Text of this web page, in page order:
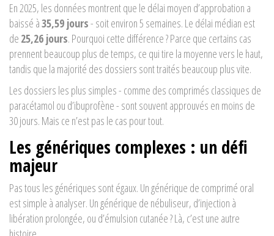
En 2025, les données montrent que le délai moyen d’approbation a
baissé à35,59 jours- soit environ 5 semaines. Le délai médian est
de 25,26 jours. Pourquoi cette différence ? Parce que certains cas
prennent beaucoup plus de temps, ce qui tire la moyenne vers le haut,
tandis que la majorité des dossiers sont traités beaucoup plus vite.
Les dossiers les plus simples - comme des comprimés classiques de
paracétamol ou d’ibuprofène - sont souvent approuvés en moins de
30 jours. Mais ce n’est pas le cas pour tout.
Les génériques complexes : un défi
majeur
Pas tous les génériques sont égaux. Un générique de comprimé oral
est simple à analyser. Un générique de nébuliseur, d’injection à
libération prolongée, ou d’émulsion cutanée ? Là, c’est une autre